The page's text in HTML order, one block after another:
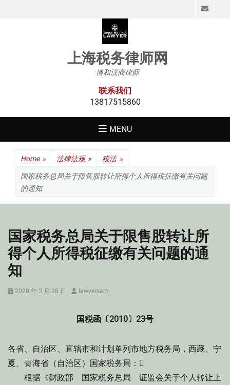
上海税务律师网
博和汉商律师
联系我们
13817515860
MENU
Home » 法律法规 » 税法 »
国家税务总局关于限售股转让所得个人所得税征缴有关问题
的通知
国家税务总局关于限售股转让所
得个人所得税征缴有关问题的通
知
Posted
2020 年 3 月 28 日 Authorlawyersam
国税函〔2010〕23号
各省、自治区、直辖市和计划单列市地方税务局，西藏、宁
夏、青海省（自治区）国家税务局：
根据《财政部 国家税务总局 证监会关于个人转让上